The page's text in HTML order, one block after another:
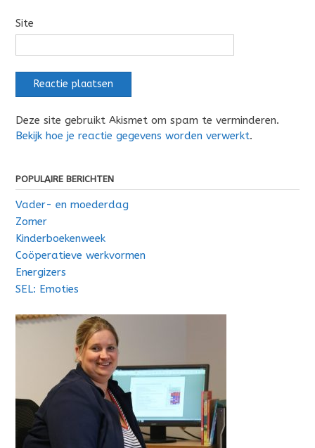
Site
Deze site gebruikt Akismet om spam te verminderen.
Bekijk hoe je reactie gegevens worden verwerkt.
POPULAIRE BERICHTEN
Vader- en moederdag
Zomer
Kinderboekenweek
Coöperatieve werkvormen
Energizers
SEL: Emoties